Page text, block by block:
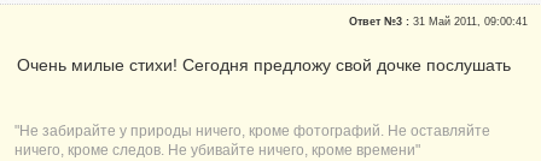
Сказали "Спасибо": 10
Ответ №3 :31 Май 2011, 09:00:41
Очень милые стихи! Сегодня предложу свой дочке послушать
"Не забирайте у природы ничего, кроме фотографий. Не оставляйте
ничего, кроме следов. Не убивайте ничего, кроме времени"